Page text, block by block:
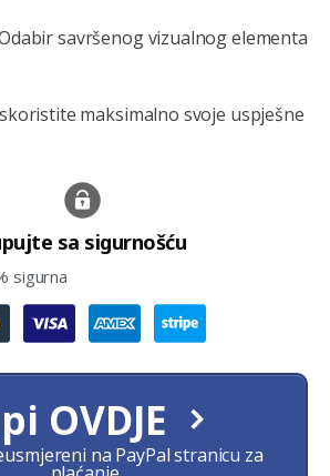
savršenog vizualnog elementa
maksimalno svoje uspješne
sa sigurnošću
sigurna
OVDJE
na PayPal stranicu za